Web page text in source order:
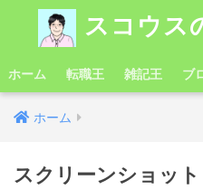
スコウス
ホーム 転職王 雑記王 ブ
ホーム
スクリーンショッ